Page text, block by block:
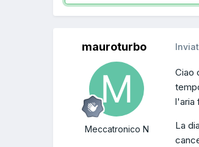
mauroturbo
Meccatronico N
Ciao
l'aria
La